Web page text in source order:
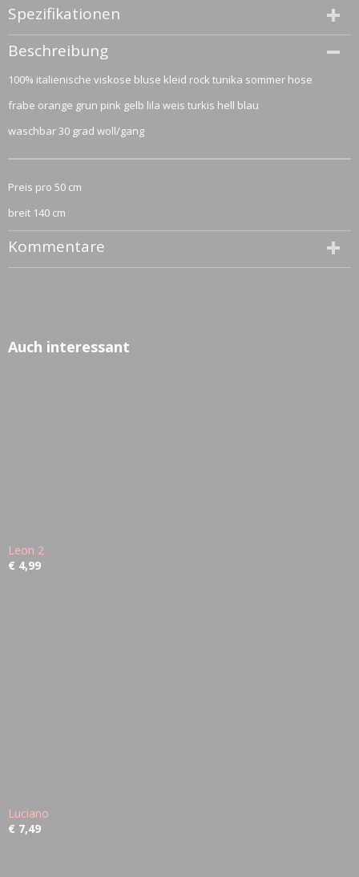
Spezifikationen
Größe (l,b,h)
50 x 140 x 0 cm
Beschreibung
100% italienische viskose bluse kleid rock tunika sommer hose
frabe orange grun pink gelb lila weis turkis hell blau
waschbar 30 grad woll/gang
Preis pro 50 cm
breit 140 cm
Kommentare
Auch interessant
Leon 2
€ 4,99
Luciano
€ 7,49